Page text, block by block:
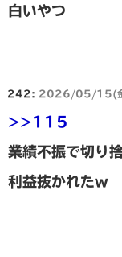
白いやつ
242: 2026/05/15(
>>115
業績不振で切り
利益抜かれたw